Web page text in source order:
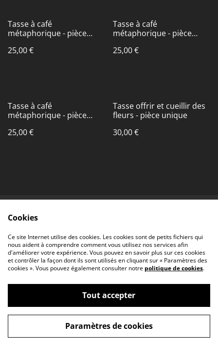
Tasse à café
métaphorique - pièce
25,00 €
Tasse à café
métaphorique - pièce
25,00 €
Tasse à café
métaphorique - pièce
25,00 €
Tasse offrir et cueillir des
fleurs - pièce unique
30,00 €
Politique de
confidentialité
Politique de cookies
©2026iok céramique & illustration
powered by
Cookies
Ce site Internet utilise des cookies. Les cookies sont de petits fichiers qui
nous aident à comprendre comment vous utilisez nos services afin
d'améliorer votre expérience. Vous pouvez en savoir plus sur ces cookies
et contrôler la façon dont ils sont utilisés en cliquant sur « Paramètres des
cookies ». Vous pouvez également consulter notre politique de cookies.
Tout accepter
Paramètres de cookies